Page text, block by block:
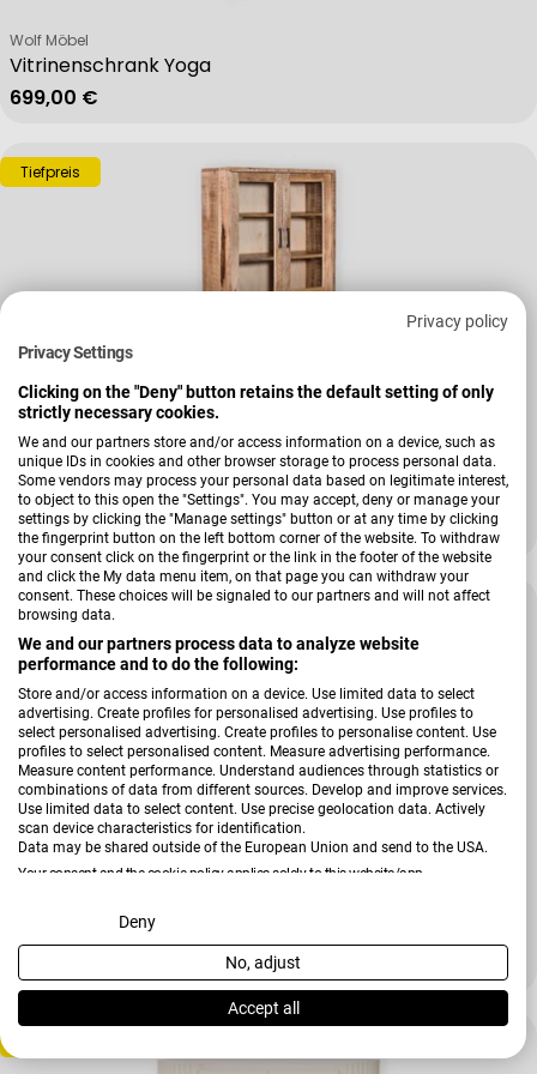
Privacy policy
Privacy Settings
Clicking on the "Deny" button retains the default setting of only
strictly necessary cookies.
We and our partners store and/or access information on a device, such as
unique IDs in cookies and other browser storage to process personal data.
Some vendors may process your personal data based on legitimate interest,
to object to this open the "Settings". You may accept, deny or manage your
settings by clicking the "Manage settings" button or at any time by clicking
the fingerprint button on the left bottom corner of the website. To withdraw
your consent click on the fingerprint or the link in the footer of the website
and click the My data menu item, on that page you can withdraw your
consent. These choices will be signaled to our partners and will not affect
browsing data.
We and our partners process data to analyze website
performance and to do the following:
Store and/or access information on a device. Use limited data to select
advertising. Create profiles for personalised advertising. Use profiles to
select personalised advertising. Create profiles to personalise content. Use
profiles to select personalised content. Measure advertising performance.
Measure content performance. Understand audiences through statistics or
combinations of data from different sources. Develop and improve services.
Use limited data to select content. Use precise geolocation data. Actively
scan device characteristics for identification.
Data may be shared outside of the European Union and send to the USA.
Your consent and the cookie policy applies solely to this website/app.
View Partner List (2 IAB Vendors)
We use your data for the following purposes:
IAB processing purposes:
Deny
No, adjust
Accept all
Vitrinenschrank Yoga
Verkäufer:
Wolf Möbel
Regulärer Preis
699,00 €
Tiefpreis
Vitrinenschrank Valencia
Verkäufer:
Wolf Möbel
Regulärer Preis
799,00 €
-22 %
Vitrinenschrank Kamerun
Verkaufspreis
Regulärer Preis